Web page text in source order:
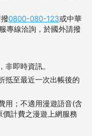
0800-080-123或中華
專線洽詢，於國外請撥
即時資訊。
抵至最近一次出帳後的
用；不適用漫遊語音(含
計費之漫遊上網服務